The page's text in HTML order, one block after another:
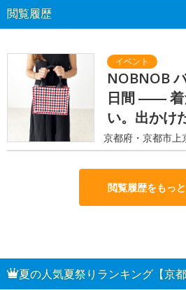
閲覧履歴
NOBNOB
日間 ―― 着
い。出かけ
京都府・京都市上
閲覧履歴をもっ
夏の人気夏祭りランキング【京